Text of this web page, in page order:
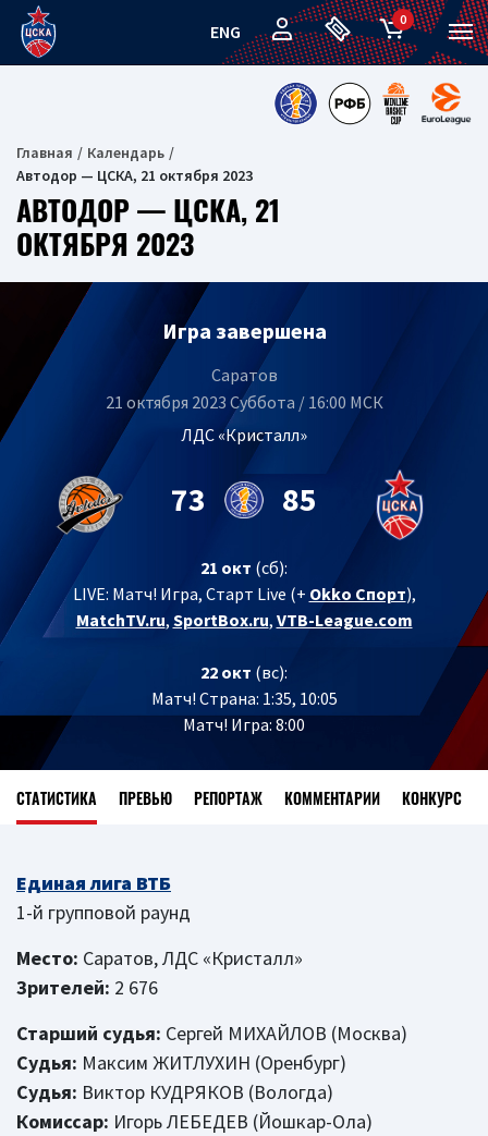
ENG
0
Главная
Календарь
Автодор — ЦСКА, 21 октября 2023
АВТОДОР — ЦСКА, 21
ОКТЯБРЯ 2023
Игра завершена
Саратов
21 октября 2023 Суббота / 16:00 МСК
ЛДС «Кристалл»
73 85
21 окт (сб):
LIVE: Матч! Игра, Старт Live (+ Okko Спорт),
MatchTV.ru, SportBox.ru, VTB-League.com
22 окт (вс):
Матч! Страна: 1:35, 10:05
Матч! Игра: 8:00
СТАТИСТИКА ПРЕВЬЮ РЕПОРТАЖ КОММЕНТАРИИ КОНКУРС
Единая лига ВТБ
1-й групповой раунд
Место: Саратов, ЛДС «Кристалл»
Зрителей: 2 676
Старший судья: Сергей МИХАЙЛОВ (Москва)
Судья: Максим ЖИТЛУХИН (Оренбург)
Судья: Виктор КУДРЯКОВ (Вологда)
Комиссар: Игорь ЛЕБЕДЕВ (Йошкар-Ола)